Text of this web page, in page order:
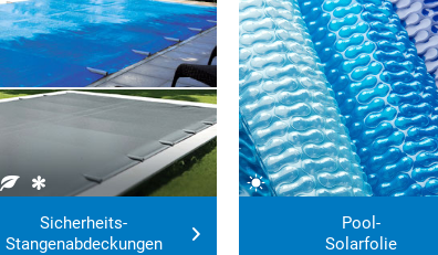
Pool-
Solarfolie
Rabatt!
Sicherheits-
Stangenabdeckungen